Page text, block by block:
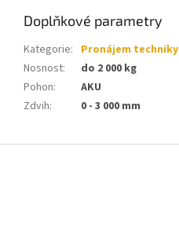
Doplňkové parametry
Kategorie: Pronájem techniky
Nosnost:
do 2 000 kg
Pohon:
AKU
Zdvih: 0 - 3 000 mm